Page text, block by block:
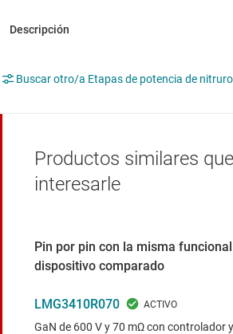
Buscar otro/a Etapas de potencia de
Productos similares
interesarle
Pin por pin con la misma
dispositivo comparado
LMG3410R070
GaN de 600 V y 70 mΩ con controlador